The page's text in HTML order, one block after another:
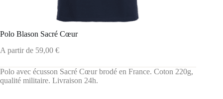
Polo Blason Sacré Cœur
A partir de 59,00 €
Polo avec écusson Sacré Cœur brodé en France. Coton 220g,
qualité militaire. Livraison 24h.